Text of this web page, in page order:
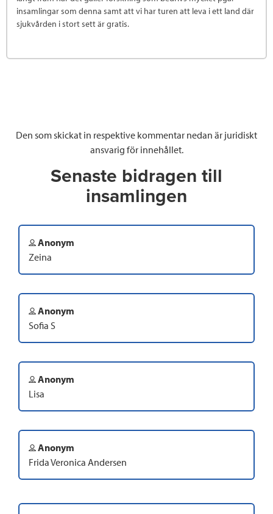
insamlingar som denna samt att vi har turen att leva i ett land där
sjukvården i stort sett är gratis.
Den som skickat in respektive kommentar nedan är juridiskt
ansvarig för innehållet.
Senaste bidragen till
insamlingen
Anonym
Zeina
Anonym
Sofia S
Anonym
Lisa
Anonym
Frida Veronica Andersen